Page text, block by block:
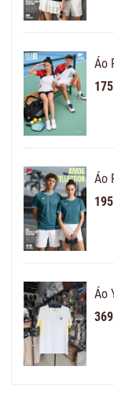
Áo
Áo
Áo